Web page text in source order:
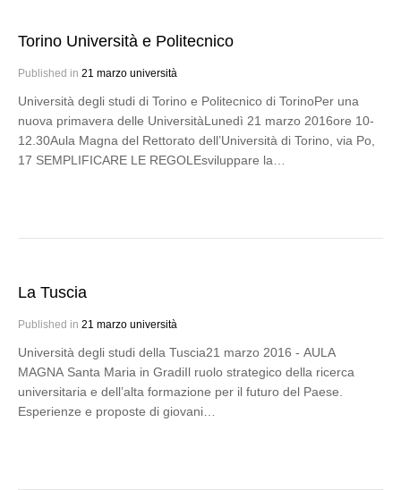
Torino Università e Politecnico
Published in 21 marzo università
Università degli studi di Torino e Politecnico di TorinoPer una
nuova primavera delle UniversitàLunedì 21 marzo 2016ore 10-
12.30Aula Magna del Rettorato dell’Università di Torino, via Po,
17 SEMPLIFICARE LE REGOLEsviluppare la…
La Tuscia
Published in 21 marzo università
Università degli studi della Tuscia21 marzo 2016 - AULA
MAGNA Santa Maria in GradiIl ruolo strategico della ricerca
universitaria e dell’alta formazione per il futuro del Paese.
Esperienze e proposte di giovani…